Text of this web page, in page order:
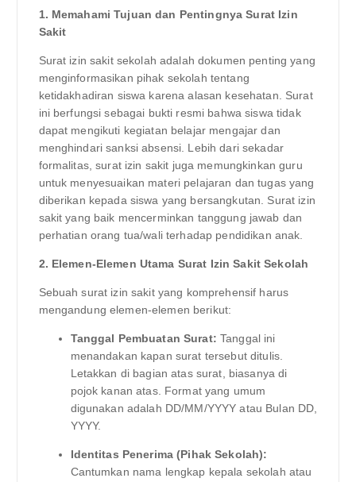
1. Memahami Tujuan dan Pentingnya Surat Izin
Sakit
Surat izin sakit sekolah adalah dokumen penting yang
menginformasikan pihak sekolah tentang
ketidakhadiran siswa karena alasan kesehatan. Surat
ini berfungsi sebagai bukti resmi bahwa siswa tidak
dapat mengikuti kegiatan belajar mengajar dan
menghindari sanksi absensi. Lebih dari sekadar
formalitas, surat izin sakit juga memungkinkan guru
untuk menyesuaikan materi pelajaran dan tugas yang
diberikan kepada siswa yang bersangkutan. Surat izin
sakit yang baik mencerminkan tanggung jawab dan
perhatian orang tua/wali terhadap pendidikan anak.
2. Elemen-Elemen Utama Surat Izin Sakit Sekolah
Sebuah surat izin sakit yang komprehensif harus
mengandung elemen-elemen berikut:
Tanggal Pembuatan Surat: Tanggal ini
menandakan kapan surat tersebut ditulis.
Letakkan di bagian atas surat, biasanya di
pojok kanan atas. Format yang umum
digunakan adalah DD/MM/YYYY atau Bulan DD,
YYYY.
Identitas Penerima (Pihak Sekolah):
Cantumkan nama lengkap kepala sekolah atau